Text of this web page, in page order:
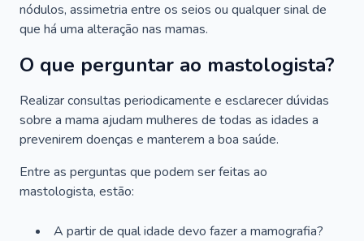
nódulos, assimetria entre os seios ou qualquer sinal de
que há uma alteração nas mamas.
O que perguntar ao mastologista?
Realizar consultas periodicamente e esclarecer dúvidas
sobre a mama ajudam mulheres de todas as idades a
prevenirem doenças e manterem a boa saúde.
Entre as perguntas que podem ser feitas ao
mastologista, estão:
A partir de qual idade devo fazer a mamografia?